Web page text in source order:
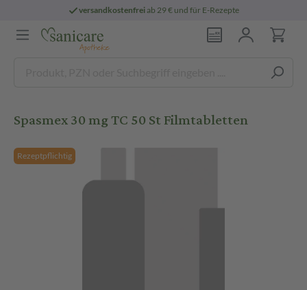
versandkostenfreiab 29 € und für E-Rezepte
Spasmex 30 mg TC 50 St Filmtabletten
Rezeptpflichtig